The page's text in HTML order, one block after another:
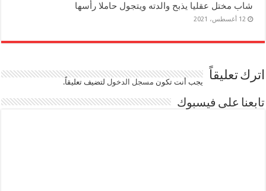
شاب مختل عقليا يذبح والدته ويتجول حاملا رأسها
12 أغسطس، 2021
اترك تعليقاً يجب أنت تكون مسجل الدخوللتضيف تعليقاً.
تابعنا على فيسبوك